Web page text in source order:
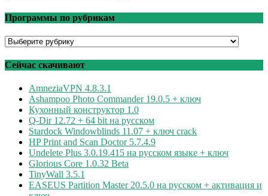
Программы по рубрикам
Программы
рубрикам
Сейчас скачивают
AmneziaVPN 4.8.3.1
Ashampoo Photo Commander 19.0.5 + ключ
Кухонный конструктор 1.0
Q-Dir 12.72 + 64 bit на русском
Stardock Windowblinds 11.07 + ключ crack
HP Print and Scan Doctor 5.7.4.9
Undelete Plus 3.0.19.415 на русском языке + ключ
Glorious Core 1.0.32 Beta
TinyWall 3.5.1
EASEUS Partition Master 20.5.0 на русском + активация и